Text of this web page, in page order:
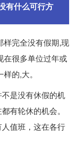
有什么可行方
样完全没有假期,现
在很多单位过年或
的,大。
是没有休假的机
有轮休的机会。
值班，这在各行